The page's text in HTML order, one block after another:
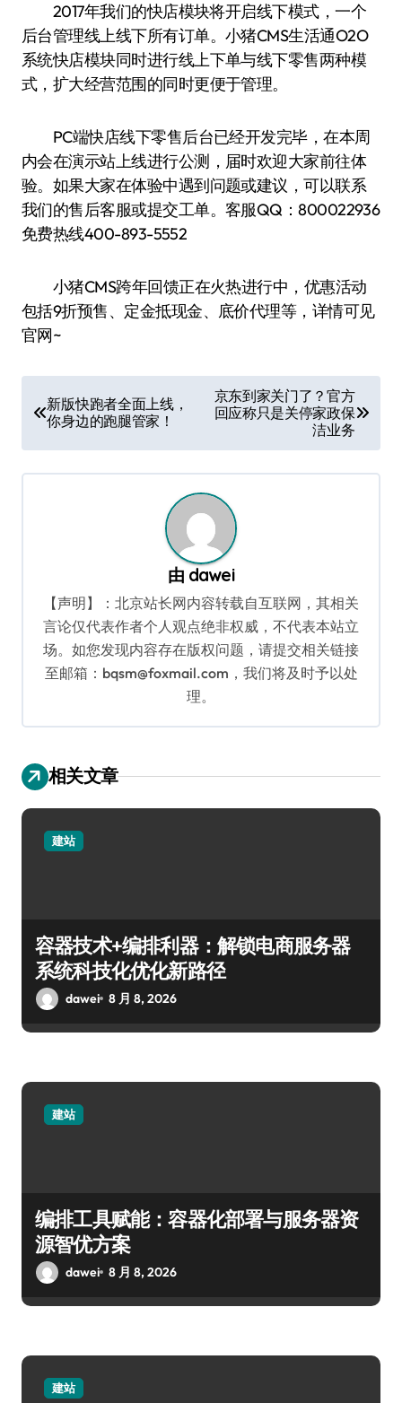
2017年我们的快店模块将开启线下模式，一个
后台管理线上线下所有订单。小猪CMS生活通O2O
系统快店模块同时进行线上下单与线下零售两种模
式，扩大经营范围的同时更便于管理。
PC端快店线下零售后台已经开发完毕，在本周
内会在演示站上线进行公测，届时欢迎大家前往体
验。如果大家在体验中遇到问题或建议，可以联系
我们的售后客服或提交工单。客服QQ：800022936
免费热线400-893-5552
小猪CMS跨年回馈正在火热进行中，优惠活动
包括9折预售、定金抵现金、底价代理等，详情可见
官网~
章
导
航
新版快跑者全面上线，
你身边的跑腿管家！
京东到家关门了？官方
回应称只是关停家政保
洁业务
由 dawei
【声明】：北京站长网内容转载自互联网，其相关
言论仅代表作者个人观点绝非权威，不代表本站立
场。如您发现内容存在版权问题，请提交相关链接
至邮箱：bqsm@foxmail.com，我们将及时予以处
理。
相关文章
建站
容器技术+编排利器：解锁电商服务器
系统科技化优化新路径
dawei 8 月 8, 2026
建站
编排工具赋能：容器化部署与服务器资
源智优方案
dawei 8 月 8, 2026
建站